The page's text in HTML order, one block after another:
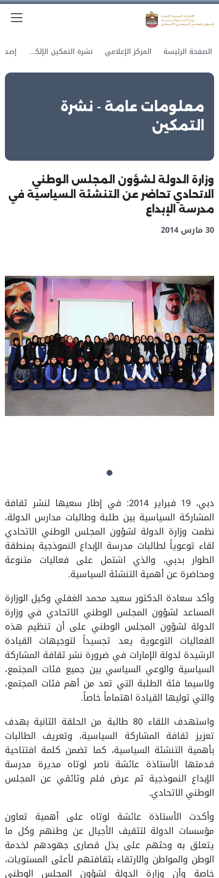
الصفحة الرئيسة المركز الإعلامي نشرة التمكين الإلكترونية
معلومات عامة - نشرة
التمكين
وزارة الدولة لشؤون المجلس الوطني
الاتحادي تحاضر عن التنشئة السياسية في
مدرسة الإبداع
30 مارس 2014
دبي، 19 فبراير 2014: في إطار سعيها لنشر ثقافة
المشاركة السياسية بين طلبة وطالبات مدارس الدولة،
نظمت وزارة الدولة لشؤون المجلس الوطني الاتحادي
لقاء توعوياً لطالبات مدرسة الإبداع النموذجية بمنطقة
الطوار بدبي، والذي اشتمل على فعاليات متنوعة
ومحاضرة عن أهمية التنشئة السياسية.
وأكد سعادة الدكتور سعيد محمد الغفلي وكيل الوزارة
المساعد لشؤون المجلس الوطني الاتحادي في وزارة
الدولة لشؤون المجلس الوطني على أن تنظيم هذه
الفعاليات التوعوية يعد تجسيداً لتوجيهات القيادة
الرشيدة لدولة الإمارات في ضرورة نشر ثقافة المشاركة
السياسية والوعي السياسي بين جميع فئات المجتمع،
ولاسيما فئة الطلبة التي تعد من أهم فئات المجتمع،
والتي توليها القيادة اهتماماً خاصاً.
واستهدف اللقاء 80 طالبة من الحلقة الثانية بهدف
تعزيز ثقافة المشاركة السياسية، وتعريف الطالبات
بأهمية التنشئة السياسية، كما تضمن كلمة افتتاحية
قدمتها الأستاذة عائشة ناصر لوتاه مديرة مدرسة
الإبداع النموذجية ثم عرض فلم وثائقي عن المجلس
الوطني الاتحادي.
وأكدت الأستاذة عائشة لوتاه على أهمية تعاون
مؤسسات الدولة لتثقيف الأجيال عن وطنهم وكل ما
يتعلق به وحثهم على بذل قصارى جهودهم لخدمة
الوطن والمواطن والارتقاء بثقافتهم لأعلى المستويات،
خاصة وأن وزارة الدولة لشؤون المجلس الوطني